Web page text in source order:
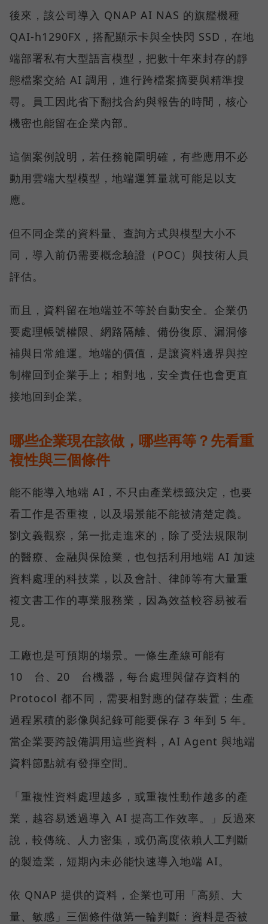
後來，該公司導入 QNAP AI NAS 的旗艦機種
QAI-h1290FX，搭配顯示卡與全快閃 SSD，在地
端部署私有大型語言模型，把數十年來封存的靜
態檔案交給 AI 調用，進行跨檔案摘要與精準搜
尋。員工因此省下翻找合約與報告的時間，核心
機密也能留在企業內部。
這個案例說明，若任務範圍明確，有些應用不必
動用雲端大型模型，地端運算量就可能足以支
應。
但不同企業的資料量、查詢方式與模型大小不
同，導入前仍需要概念驗證（POC）與技術人員
評估。
而且，資料留在地端並不等於自動安全。企業仍
要處理帳號權限、網路隔離、備份復原、漏洞修
補與日常維運。地端的價值，是讓資料邊界與控
制權回到企業手上；相對地，安全責任也會更直
接地回到企業。
哪些企業現在該做，哪些再等？先看重
複性與三個條件
能不能導入地端 AI，不只由產業標籤決定，也要
看工作是否重複，以及場景能不能被清楚定義。
劉文義觀察，第一批走進來的，除了受法規限制
的醫療、金融與保險業，也包括利用地端 AI 加速
資料處理的科技業，以及會計、律師等有大量重
複文書工作的專業服務業，因為效益較容易被看
見。
工廠也是可預期的場景。一條生產線可能有
10 台、20 台機器，每台處理與儲存資料的
Protocol 都不同，需要相對應的儲存裝置；生產
過程累積的影像與紀錄可能要保存 3 年到 5 年。
當企業要跨設備調用這些資料，AI Agent 與地端
資料節點就有發揮空間。
「重複性資料處理越多，或重複性動作越多的產
業，越容易透過導入 AI 提高工作效率。」反過來
說，較傳統、人力密集，或仍高度依賴人工判斷
的製造業，短期內未必能快速導入地端 AI。
依 QNAP 提供的資料，企業也可用「高頻、大
量、敏感」三個條件做第一輪判斷：資料是否被